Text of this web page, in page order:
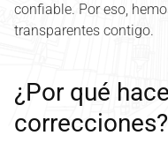
confiable. Por eso,
transparentes contigo.
¿Por qué
correcciones?